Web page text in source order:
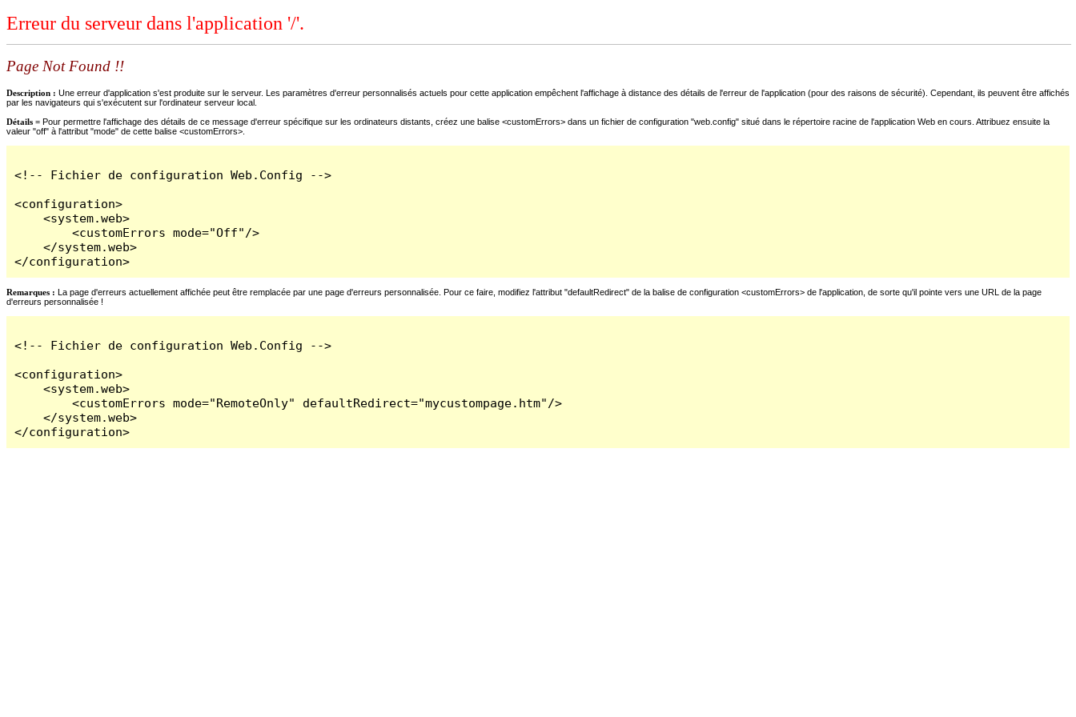
Erreur du serveur dans l'application '/'.
Page Not Found !!
Description : Une erreur d'application s'est produite sur le serveur. Les paramètres d'erreur personnalisés actuels pour cette application empêchent l'affichage à distance des détails de l'erreur de l'application (pour des raisons de sécurité). Cependant, ils peuvent être affichés
par les navigateurs qui s'exécutent sur l'ordinateur serveur local.
Détails = Pour permettre l'affichage des détails de ce message d'erreur spécifique sur les ordinateurs distants, créez une balise <customErrors> dans un fichier de configuration "web.config" situé dans le répertoire racine de l'application Web en cours. Attribuez ensuite la
valeur "off" à l'attribut "mode" de cette balise <customErrors>.
<!-- Fichier de configuration Web.Config -->
<configuration>
    <system.web>
        <customErrors mode="Off"/>
    </system.web>
</configuration>
Remarques : La page d'erreurs actuellement affichée peut être remplacée par une page d'erreurs personnalisée. Pour ce faire, modifiez l'attribut "defaultRedirect" de la balise de configuration <customErrors> de l'application, de sorte qu'il pointe vers une URL de la page
d'erreurs personnalisée !
<!-- Fichier de configuration Web.Config -->
<configuration>
    <system.web>
        <customErrors mode="RemoteOnly" defaultRedirect="mycustompage.htm"/>
    </system.web>
</configuration>